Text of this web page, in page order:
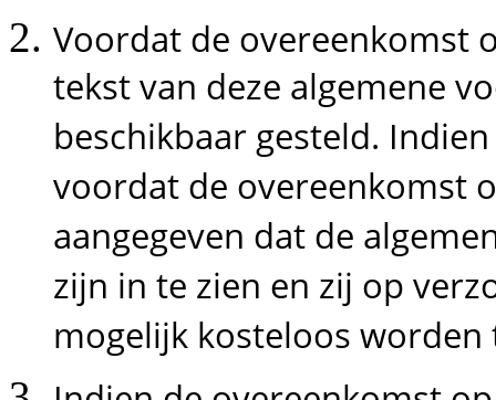
Voordat de overeenkomst
tekst van deze algemene
beschikbaar gesteld.
voordat de overeenkomst
aangegeven dat de
zijn in te zien en zij op
mogelijk kosteloos worden